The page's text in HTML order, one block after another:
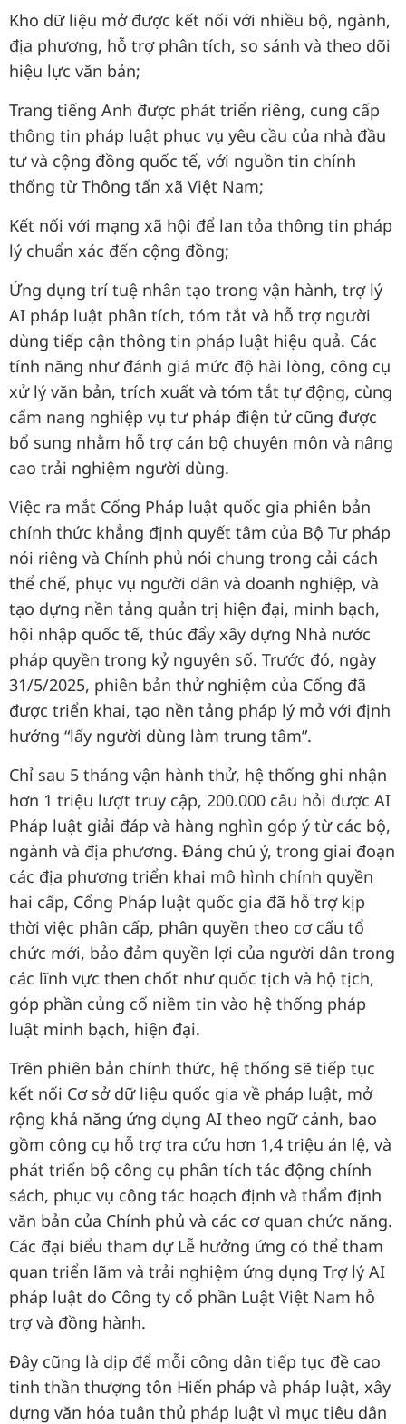
Kho dữ liệu mở được kết nối với nhiều bộ, ngành,
địa phương, hỗ trợ phân tích, so sánh và theo dõi
hiệu lực văn bản;
Trang tiếng Anh được phát triển riêng, cung cấp
thông tin pháp luật phục vụ yêu cầu của nhà đầu
tư và cộng đồng quốc tế, với nguồn tin chính
thống từ Thông tấn xã Việt Nam;
Kết nối với mạng xã hội để lan tỏa thông tin pháp
lý chuẩn xác đến cộng đồng;
Ứng dụng trí tuệ nhân tạo trong vận hành, trợ lý
AI pháp luật phân tích, tóm tắt và hỗ trợ người
dùng tiếp cận thông tin pháp luật hiệu quả. Các
tính năng như đánh giá mức độ hài lòng, công cụ
xử lý văn bản, trích xuất và tóm tắt tự động, cùng
cẩm nang nghiệp vụ tư pháp điện tử cũng được
bổ sung nhằm hỗ trợ cán bộ chuyên môn và nâng
cao trải nghiệm người dùng.
Việc ra mắt Cổng Pháp luật quốc gia phiên bản
chính thức khẳng định quyết tâm của Bộ Tư pháp
nói riêng và Chính phủ nói chung trong cải cách
thể chế, phục vụ người dân và doanh nghiệp, và
tạo dựng nền tảng quản trị hiện đại, minh bạch,
hội nhập quốc tế, thúc đẩy xây dựng Nhà nước
pháp quyền trong kỷ nguyên số. Trước đó, ngày
31/5/2025, phiên bản thử nghiệm của Cổng đã
được triển khai, tạo nền tảng pháp lý mở với định
hướng “lấy người dùng làm trung tâm”.
Chỉ sau 5 tháng vận hành thử, hệ thống ghi nhận
hơn 1 triệu lượt truy cập, 200.000 câu hỏi được AI
Pháp luật giải đáp và hàng nghìn góp ý từ các bộ,
ngành và địa phương. Đáng chú ý, trong giai đoạn
các địa phương triển khai mô hình chính quyền
hai cấp, Cổng Pháp luật quốc gia đã hỗ trợ kịp
thời việc phân cấp, phân quyền theo cơ cấu tổ
chức mới, bảo đảm quyền lợi của người dân trong
các lĩnh vực then chốt như quốc tịch và hộ tịch,
góp phần củng cố niềm tin vào hệ thống pháp
luật minh bạch, hiện đại.
Trên phiên bản chính thức, hệ thống sẽ tiếp tục
kết nối Cơ sở dữ liệu quốc gia về pháp luật, mở
rộng khả năng ứng dụng AI theo ngữ cảnh, bao
gồm công cụ hỗ trợ tra cứu hơn 1,4 triệu án lệ, và
phát triển bộ công cụ phân tích tác động chính
sách, phục vụ công tác hoạch định và thẩm định
văn bản của Chính phủ và các cơ quan chức năng.
Các đại biểu tham dự Lễ hưởng ứng có thể tham
quan triển lãm và trải nghiệm ứng dụng Trợ lý AI
pháp luật do Công ty cổ phần Luật Việt Nam hỗ
trợ và đồng hành.
Đây cũng là dịp để mỗi công dân tiếp tục đề cao
tinh thần thượng tôn Hiến pháp và pháp luật, xây
dựng văn hóa tuân thủ pháp luật vì mục tiêu dân